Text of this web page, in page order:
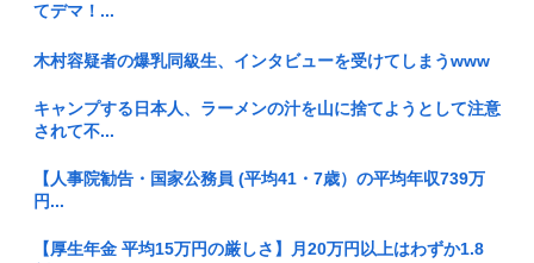
てデマ！...
木村容疑者の爆乳同級生、インタビューを受けてしまうwww
キャンプする日本人、ラーメンの汁を山に捨てようとして注意
されて不...
【人事院勧告・国家公務員 (平均41・7歳）の平均年収739万
円...
【厚生年金 平均15万円の厳しさ】月20万円以上はわずか1.8